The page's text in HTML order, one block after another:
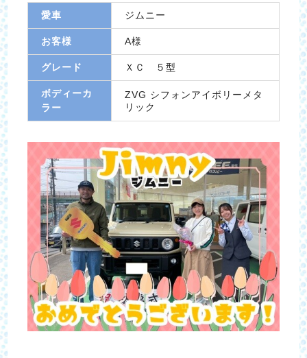
愛車 ジムニー
お客様 A様
グレード ＸＣ ５型
ボディーカ
ラー
ZVG シフォンアイボリーメタ
リック